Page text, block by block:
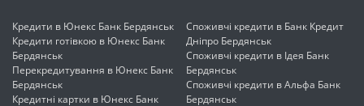
Кредити в Юнекс Банк Бердянськ
Кредити готівкою в Юнекс Банк
Бердянськ
Перекредитування в Юнекс Банк
Бердянськ
Кредитні картки в Юнекс Банк
Споживчі кредити в Банк Кредит
Дніпро Бердянськ
Споживчі кредити в Ідея Банк
Бердянськ
Споживчі кредити в Альфа Банк
Бердянськ